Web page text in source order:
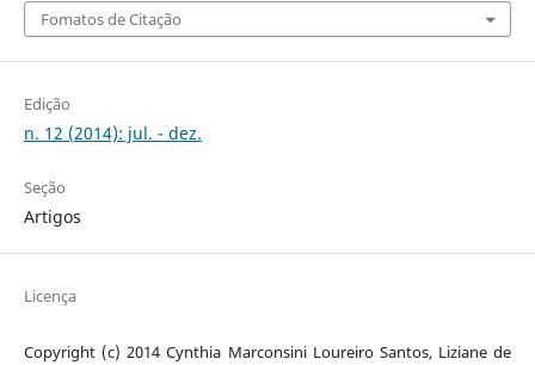
Fomatos de Citação
Edição
n. 12 (2014): jul. - dez.
Seção
Artigos
Licença
Copyright (c) 2014 Cynthia Marconsini Loureiro Santos, Liziane de